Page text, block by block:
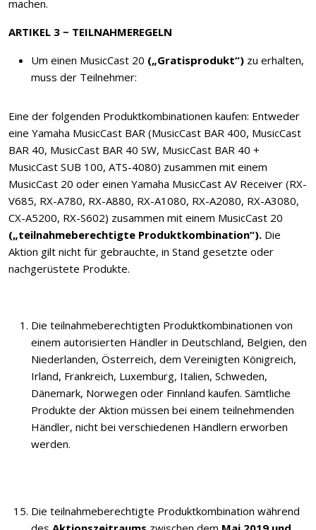
machen.
ARTIKEL 3 − TEILNAHMEREGELN
Um einen MusicCast 20 („Gratisprodukt“) zu erhalten,
muss der Teilnehmer:
Eine der folgenden Produktkombinationen kaufen: Entweder
eine Yamaha MusicCast BAR (MusicCast BAR 400, MusicCast
BAR 40, MusicCast BAR 40 SW, MusicCast BAR 40 +
MusicCast SUB 100, ATS-4080) zusammen mit einem
MusicCast 20 oder einen Yamaha MusicCast AV Receiver (RX-
V685, RX-A780, RX-A880, RX-A1080, RX-A2080, RX-A3080,
CX-A5200, RX-S602) zusammen mit einem MusicCast 20
(„teilnahmeberechtigte Produktkombination“). Die
Aktion gilt nicht für gebrauchte, in Stand gesetzte oder
nachgerüstete Produkte.
Die teilnahmeberechtigten Produktkombinationen von
einem autorisierten Händler in Deutschland, Belgien, den
Niederlanden, Österreich, dem Vereinigten Königreich,
Irland, Frankreich, Luxemburg, Italien, Schweden,
Dänemark, Norwegen oder Finnland kaufen. Sämtliche
Produkte der Aktion müssen bei einem teilnehmenden
Händler, nicht bei verschiedenen Händlern erworben
werden.
Die teilnahmeberechtigte Produktkombination während